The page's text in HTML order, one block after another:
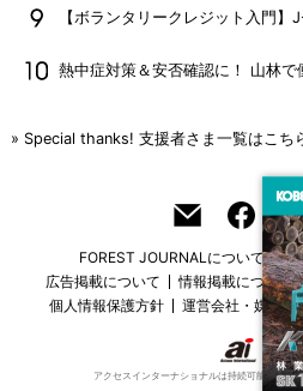
【ボランタリークレジット入門
熱中症対策＆安否確認に！ 山林
» Special thanks! 支援者さま一覧はこち
FOREST JOURNALについて
フ
広告掲載について
情報掲載について
個人情報保護方針
運営会社・媒体一
アクセスインターナショナルは持続可能な開発